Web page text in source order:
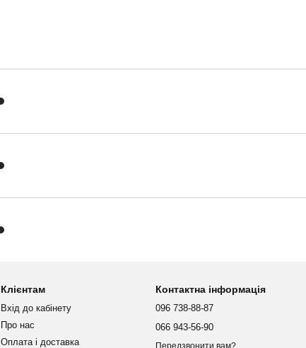
Клієнтам
Вхід до кабінету
Про нас
Оплата і доставка
Контактна інформація
096 738-88-87
066 943-56-90